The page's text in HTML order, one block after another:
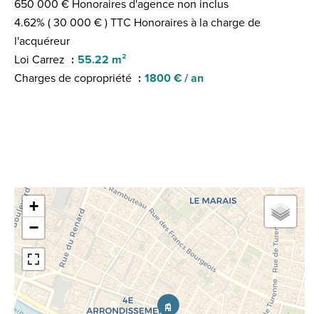
650 000 € Honoraires d'agence non inclus
4.62% ( 30 000 € ) TTC Honoraires à la charge de
l'acquéreur
Loi Carrez
55.22 m²
Charges de copropriété
1800 € / an
+
−